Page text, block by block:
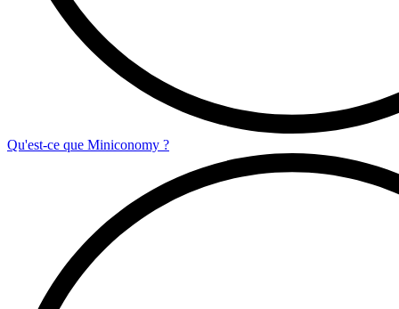
Qu'est-ce que Miniconomy ?